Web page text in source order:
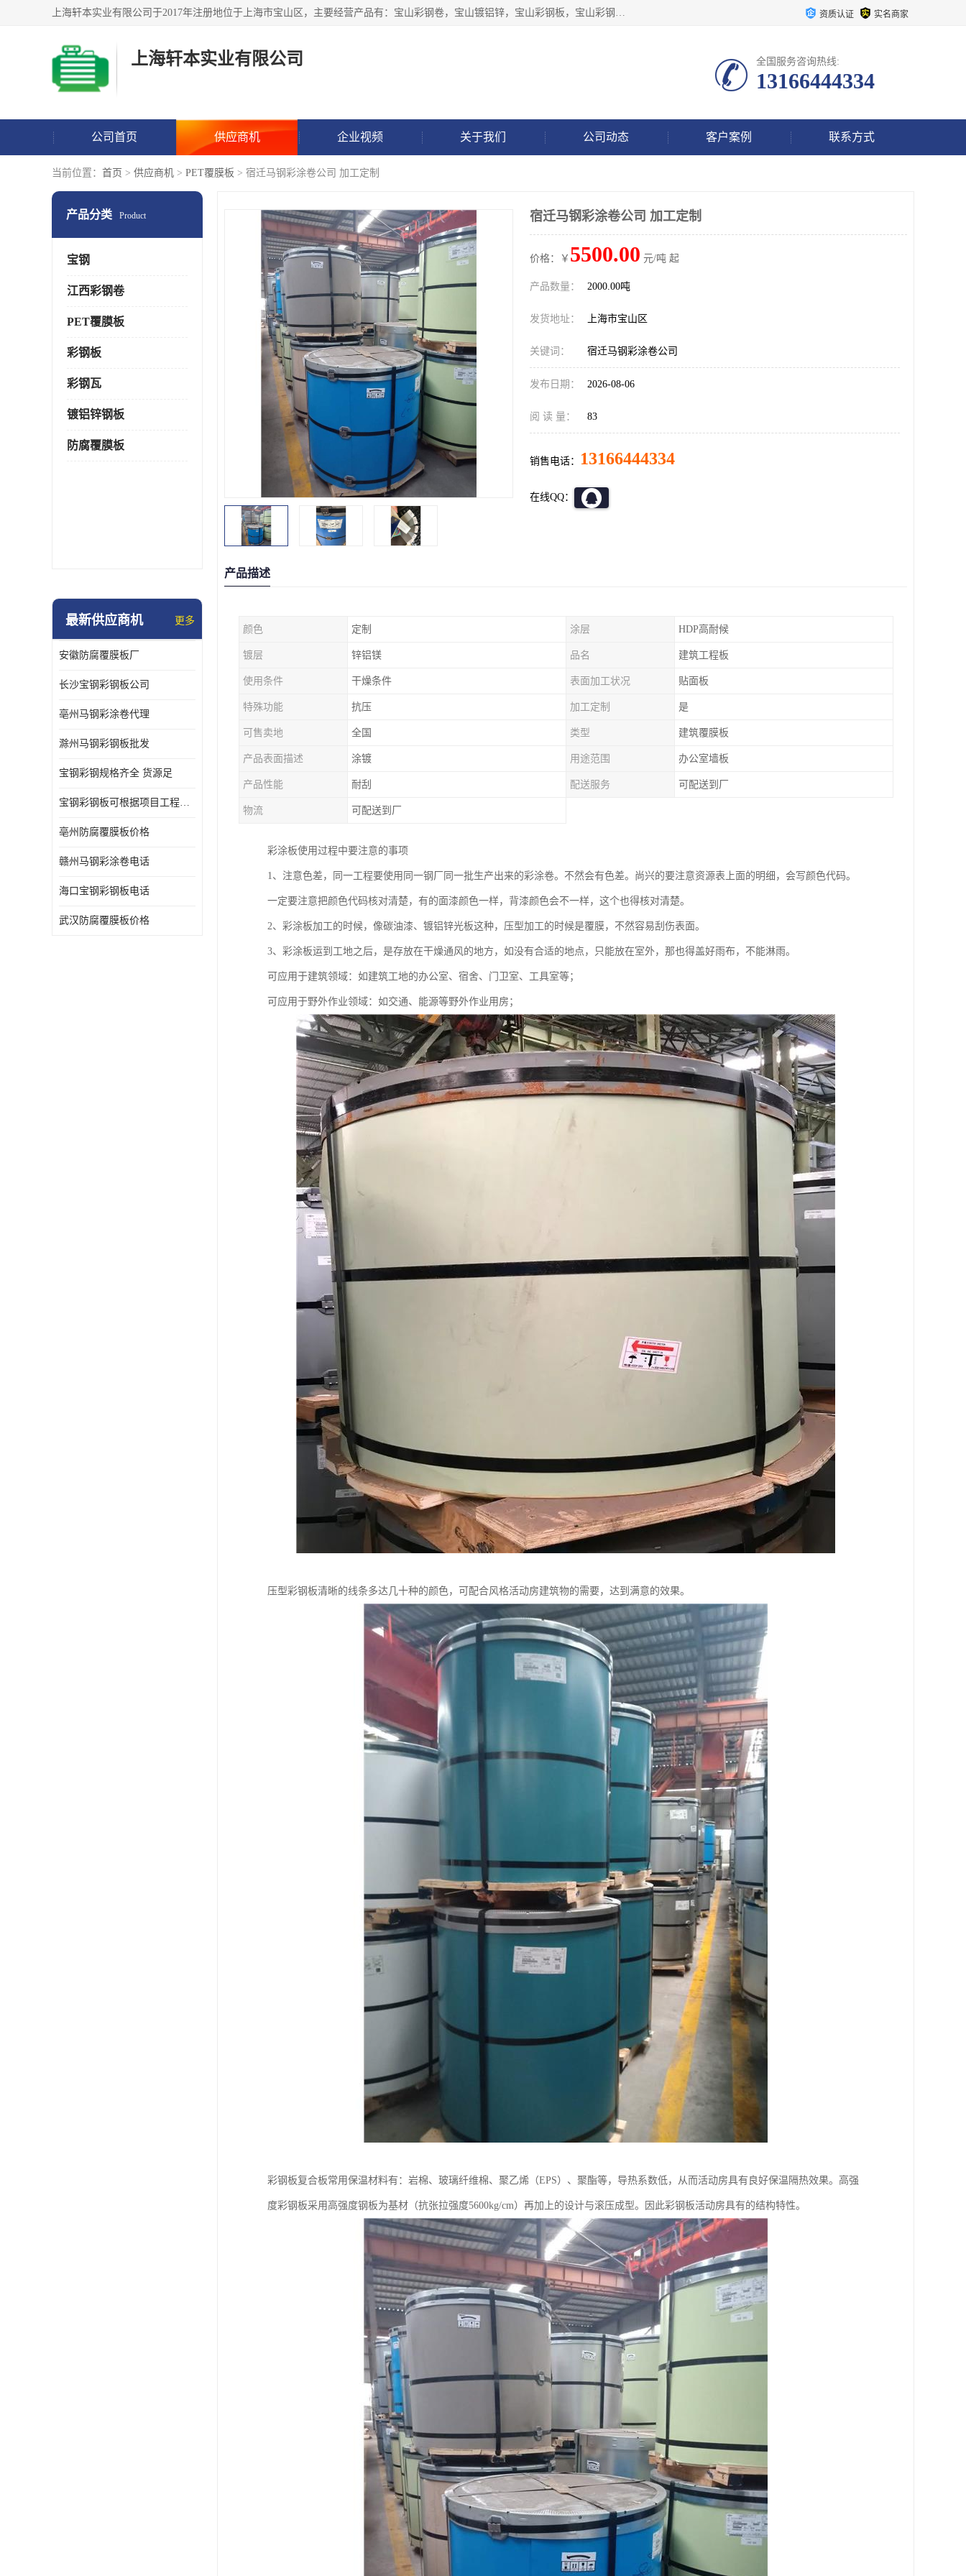
上海轩本实业有限公司于2017年注册地位于上海市宝山区，主要经营产品有：宝山彩钢卷，宝山镀铝锌，宝山彩钢板，宝山彩钢瓦等产品的生产和销售。 资质认证 实名商家
上海轩本实业有限公司 全国服务咨询热线:
13166444334
公司首页 供应商机 企业视频 关于我们 公司动态 客户案例 联系方式
当前位置： 首页 > 供应商机 > PET覆膜板 > 宿迁马钢彩涂卷公司 加工定制
产品分类 Product
宝钢
江西彩钢卷
PET覆膜板
彩钢板
彩钢瓦
镀铝锌钢板
防腐覆膜板
最新供应商机 更多
安徽防腐覆膜板厂
长沙宝钢彩钢板公司
亳州马钢彩涂卷代理
滁州马钢彩钢板批发
宝钢彩钢规格齐全 货源足
宝钢彩钢板可根据项目工程定制
亳州防腐覆膜板价格
赣州马钢彩涂卷电话
海口宝钢彩钢板电话
武汉防腐覆膜板价格
宿迁马钢彩涂卷公司 加工定制
价格：￥ 5500.00 元/吨 起
产品数量： 2000.00吨
发货地址： 上海市宝山区
关键词： 宿迁马钢彩涂卷公司
发布日期： 2026-08-06
阅 读 量： 83
销售电话： 13166444334
在线QQ：
产品描述
颜色 定制 涂层 HDP高耐候
镀层 锌铝镁 品名 建筑工程板
使用条件 干燥条件 表面加工状况 贴面板
特殊功能 抗压 加工定制 是
可售卖地 全国 类型 建筑覆膜板
产品表面描述 涂镀 用途范围 办公室墙板
产品性能 耐刮 配送服务 可配送到厂
物流 可配送到厂
彩涂板使用过程中要注意的事项
1、注意色差，同一工程要使用同一钢厂同一批生产出来的彩涂卷。不然会有色差。尚兴的要注意资源表上面的明细，会写颜色代码。
一定要注意把颜色代码核对清楚，有的面漆颜色一样，背漆颜色会不一样，这个也得核对清楚。
2、彩涂板加工的时候，像碳油漆、镀铝锌光板这种，压型加工的时候是覆膜，不然容易刮伤表面。
3、彩涂板运到工地之后，是存放在干燥通风的地方，如没有合适的地点，只能放在室外，那也得盖好雨布，不能淋雨。
可应用于建筑领域：如建筑工地的办公室、宿舍、门卫室、工具室等；
可应用于野外作业领域：如交通、能源等野外作业用房；
压型彩钢板清晰的线条多达几十种的颜色，可配合风格活动房建筑物的需要，达到满意的效果。
彩钢板复合板常用保温材料有：岩棉、玻璃纤维棉、聚乙烯（EPS）、聚酯等，导热系数低，从而活动房具有良好保温隔热效果。高强
度彩钢板采用高强度钢板为基材（抗张拉强度5600kg/cm）再加上的设计与滚压成型。因此彩钢板活动房具有的结构特性。